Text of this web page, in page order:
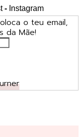
- Instagram
email,
da Mãe!